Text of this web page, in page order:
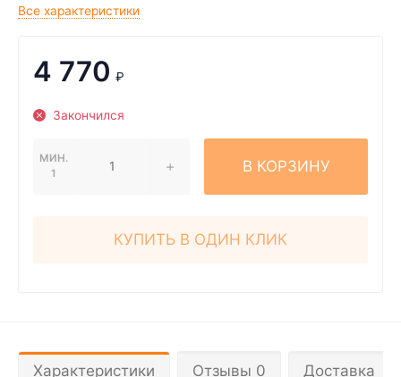
Все характеристики
4 770 ₽
Закончился
МИН.
1
В КОРЗИНУ
КУПИТЬ В ОДИН КЛИК
Характеристики Отзывы 0 Доставка